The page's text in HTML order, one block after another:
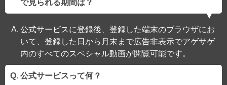
で見られる期間は？
公式サービスに登録後、登録した端末のブラウザにお
いて、登録した日から月末まで広告非表示でアゲサゲ
内のすべてのスペシャル動画が閲覧可能です。
公式サービスって何？